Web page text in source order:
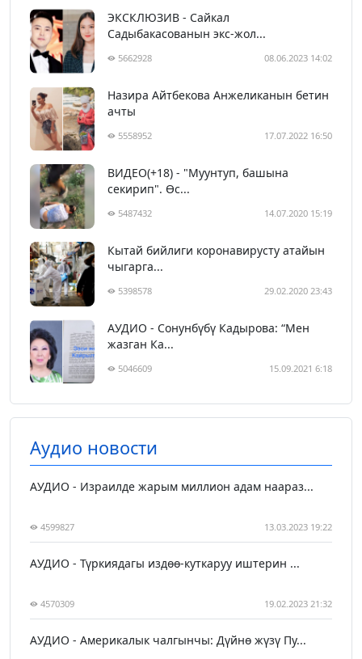
ЭКСКЛЮЗИВ - Сайкал
Садыбакасованын экс-жол...
5662928 08.06.2023 14:02
Назира Айтбекова Анжеликанын бетин
ачты
5558952 17.07.2022 16:50
ВИДЕО(+18) - "Муунтуп, башына
секирип". Өс...
5487432 14.07.2020 15:19
Кытай бийлиги коронавирусту атайын
чыгарга...
5398578 29.02.2020 23:43
АУДИО - Сонунбүбү Кадырова: “Мен
жазган Ка...
5046609 15.09.2021 6:18
Аудио новости
АУДИО - Израилде жарым миллион адам наараз...
4599827 13.03.2023 19:22
АУДИО - Түркиядагы издөө-куткаруу иштерин ...
4570309 19.02.2023 21:32
АУДИО - Америкалык чалгынчы: Дүйнө жүзү Пу...